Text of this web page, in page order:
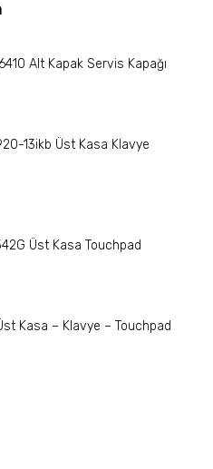
Alt Kapak Servis Kapağı
13ikb Üst Kasa Klavye
Üst Kasa Touchpad
Kasa – Klavye – Touchpad